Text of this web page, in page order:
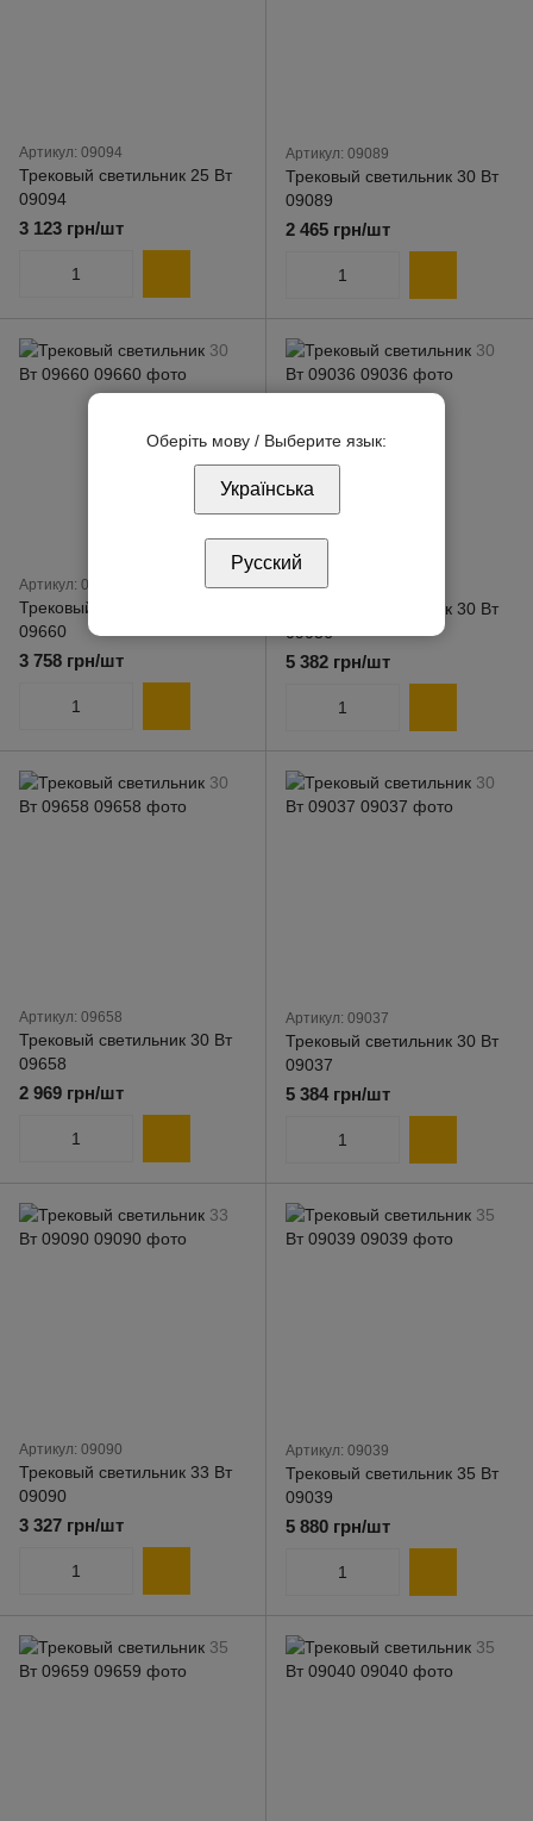
Артикул: 09094
Трековый светильник 25 Вт
09094
3 123 грн/шт
Артикул: 09089
Трековый светильник 30 Вт
09089
2 465 грн/шт
Артикул: 09660
Трековый светильник 30 Вт
09660
3 758 грн/шт
Артикул: 09036
Трековый светильник 30 Вт
09036
5 382 грн/шт
Артикул: 09658
Трековый светильник 30 Вт
09658
2 969 грн/шт
Артикул: 09037
Трековый светильник 30 Вт
09037
5 384 грн/шт
Артикул: 09090
Трековый светильник 33 Вт
09090
3 327 грн/шт
Артикул: 09039
Трековый светильник 35 Вт
09039
5 880 грн/шт
Оберіть мову / Выберите язык:
Українська
Русский